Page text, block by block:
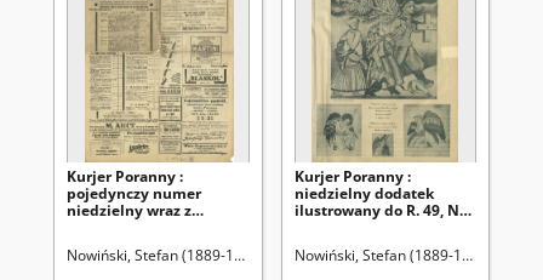
Kurjer Poranny :
pojedynczy numer
niedzielny wraz z
(18 grudnia 1932)
Nowiński, Stefan (1889-1947). Red.
Kurjer Poranny :
niedzielny dodatek
ilustrowany do R. 49, No
Nowiński, Stefan (1889-1947). Red.